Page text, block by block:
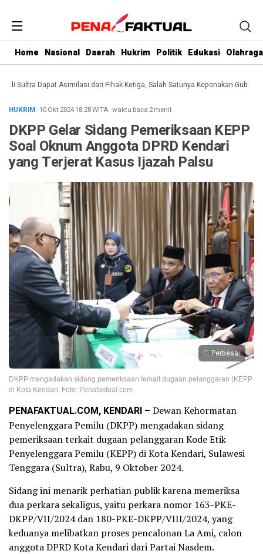
Home Nasional Daerah Hukrim Politik Edukasi Olahraga
Dapat Asimilasi dari Pihak Ketiga, Salah Satunya Keponakan Gubernur
HUKRIM· 10 Okt 202418:28WITA·waktu baca 2 menit
DKPP Gelar Sidang Pemeriksaan KEPP
Soal Oknum Anggota DPRD Kendari
yang Terjerat Kasus Ijazah Palsu
Perbesar
DKPP mengadakan sidang pemeriksaan terkait dugaan pelanggaran (KEPP
di Kota Kendari. Foto: Penafaktual.com
PENAFAKTUAL.COM, KENDARI – Dewan Kehormatan
Penyelenggara Pemilu (DKPP) mengadakan sidang
pemeriksaan terkait dugaan pelanggaran Kode Etik
Penyelenggara Pemilu (KEPP) di Kota Kendari, Sulawesi
Tenggara (Sultra), Rabu, 9 Oktober 2024.
Sidang ini menarik perhatian publik karena memeriksa
dua perkara sekaligus, yaitu perkara nomor 163-PKE-
DKPP/VII/2024 dan 180-PKE-DKPP/VIII/2024, yang
keduanya melibatkan proses pencalonan La Ami, calon
anggota DPRD Kota Kendari dari Partai Nasdem.